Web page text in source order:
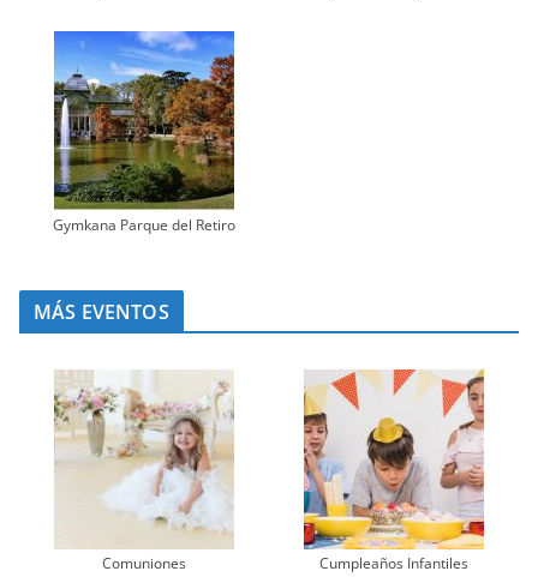
Gymkana Parque del Retiro
MÁS EVENTOS
Comuniones Cumpleaños Infantiles